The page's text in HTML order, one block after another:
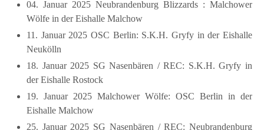
04. Januar 2025 Neubrandenburg Blizzards : Malchower
Wölfe in der Eishalle Malchow
11. Januar 2025 OSC Berlin: S.K.H. Gryfy in der Eishalle
Neukölln
18. Januar 2025 SG Nasenbären / REC: S.K.H. Gryfy in
der Eishalle Rostock
19. Januar 2025 Malchower Wölfe: OSC Berlin in der
Eishalle Malchow
25. Januar 2025 SG Nasenbären / REC: Neubrandenburg